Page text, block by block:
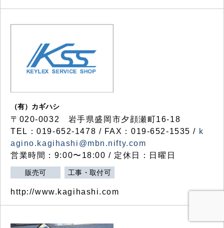
（有）カギハシ
〒020-0032 岩手県盛岡市夕顔瀬町16-18
TEL：019-652-1478 / FAX：019-652-1535 / k
agino.kagihashi@mbn.nifty.com
営業時間：9:00〜18:00 / 定休日：日曜日
販売可 工事・取付可
http://www.kagihashi.com